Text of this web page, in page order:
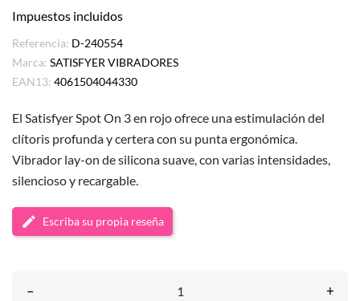
Impuestos incluidos
Referencia: D-240554
Marca: SATISFYER VIBRADORES
EAN13: 4061504044330
El Satisfyer Spot On 3 en rojo ofrece una estimulación del
clítoris profunda y certera con su punta ergonómica.
Vibrador lay-on de silicona suave, con varias intensidades,
silencioso y recargable.
Escriba su propia reseña
– +